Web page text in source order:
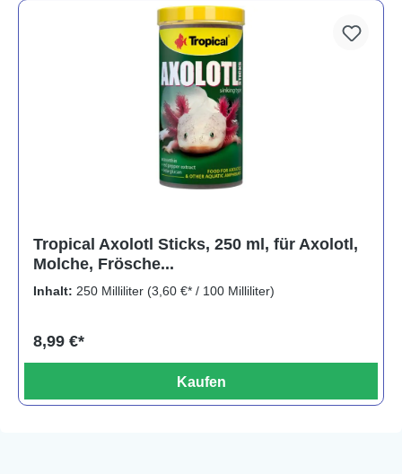
Tropical Axolotl Sticks, 250 ml, für Axolotl,
Molche, Frösche...
Inhalt: 250 Milliliter (3,60 €* / 100 Milliliter)
8,99 €*
Kaufen